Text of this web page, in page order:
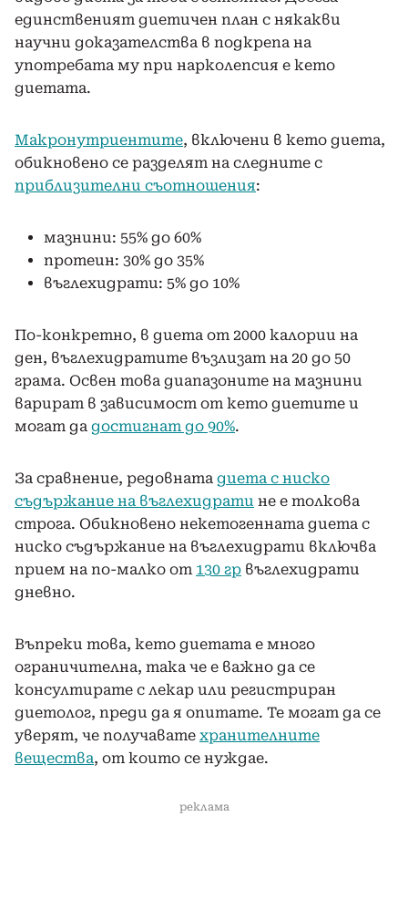
единственият диетичен план с някакви
научни доказателства в подкрепа на
употребата му при нарколепсия е кето
диетата.
Макронутриентите, включени в кето диета,
обикновено се разделят на следните с
приблизителни съотношения:
мазнини: 55% до 60%
протеин: 30% до 35%
въглехидрати: 5% до 10%
По-конкретно, в диета от 2000 калории на
ден, въглехидратите възлизат на 20 до 50
грама. Освен това диапазоните на мазнини
варират в зависимост от кето диетите и
могат да достигнат до 90%.
За сравнение, редовната диета с ниско
съдържание на въглехидрати не е толкова
строга. Обикновено некетогенната диета с
ниско съдържание на въглехидрати включва
прием на по-малко от 130 гр въглехидрати
дневно.
Въпреки това, кето диетата е много
ограничителна, така че е важно да се
консултирате с лекар или регистриран
диетолог, преди да я опитате. Те могат да се
уверят, че получавате хранителните
вещества, от които се нуждае.
реклама